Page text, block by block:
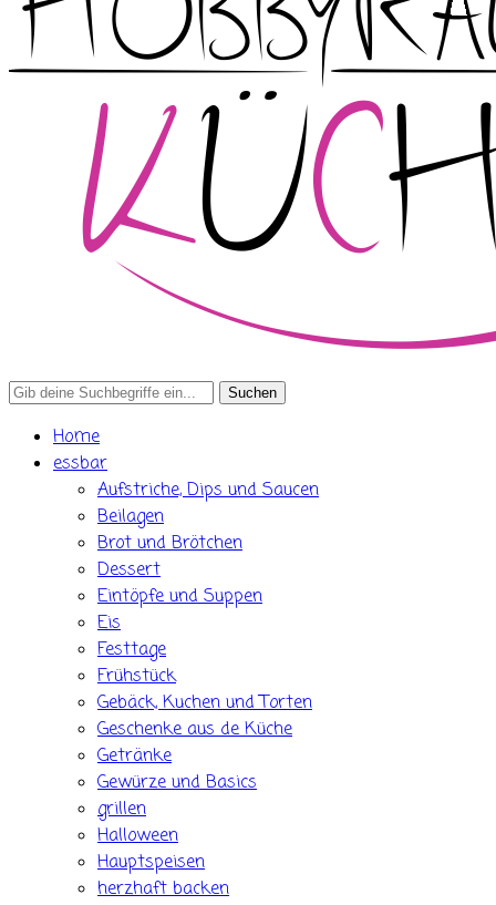
Search
Home
essbar
Aufstriche, Dips und Saucen
Beilagen
Brot und Brötchen
Dessert
Eintöpfe und Suppen
Eis
Festtage
Frühstück
Gebäck, Kuchen und Torten
Geschenke aus de Küche
Getränke
Gewürze und Basics
grillen
Halloween
Hauptspeisen
herzhaft backen